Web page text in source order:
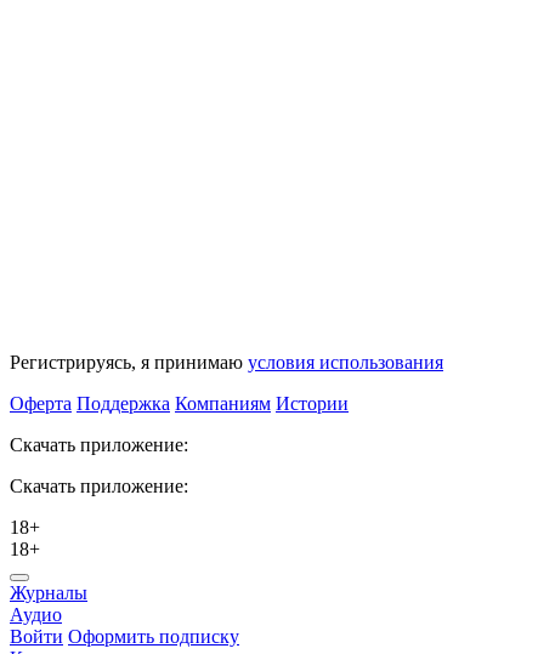
Регистрируясь, я принимаю условия использования
Оферта Поддержка Компаниям Истории
Скачать приложение:
Скачать приложение:
18+
18+
Журналы
Аудио
Войти Оформить подписку